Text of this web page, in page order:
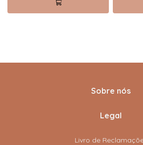
Sobre nós
Legal
Livro de